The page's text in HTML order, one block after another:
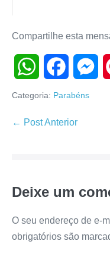
Compartilhe esta
W
s
A
p
a
b
o
o
M
e
n
g
e
r
e
Categoria: Parabéns
Navegação
← Post Anterior
Deixe um
O seu endereço de e-
obrigatórios são